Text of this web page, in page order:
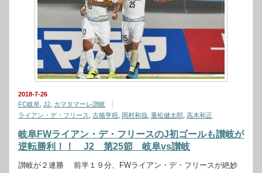
2018-7-26
FC岐阜 J2 カマタマーレ讃岐
ライアン・デ・フリース
古橋亨梧 岡村和哉 重松健太郎 高木和正
岐阜FWライアン・デ・フリースのJ初ゴールも讃岐が
逆転勝利！！ J2 第25節 岐阜vs讃岐
讃岐が２連勝 前半１９分、FWライアン・デ・フリースが絶妙